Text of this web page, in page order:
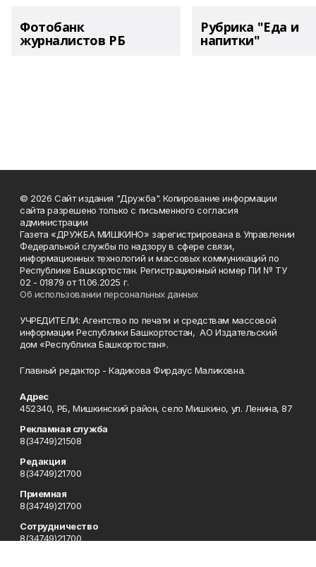
Фотобанк
журналистов РБ
Рубрика "Еда и
напитки"
© 2026 Сайт издания "Дружба". Копирование информации
сайта разрешено только с письменного согласия
администрации
Газета «ДРУЖБА МИШКИНО» зарегистрирована в Управлении
Федеральной службы по надзору в сфере связи,
информационных технологий и массовых коммуникаций по
Республике Башкортостан. Регистрационный номер ПИ № ТУ
02 - 01879 от 11.06.2025 г.
Об использовании персональных данных
УЧРЕДИТЕЛИ: Агентство по печати и средствам массовой
информации Республики Башкортостан, АО Издательский
дом «Республика Башкортостан».
Главный редактор - Кадикова Фирдаус Маликовна.
Адрес
452340, РБ, Мишкинский район, село Мишкино, ул. Ленина, 87
Рекламная служба
8(34749)21508
Редакция
8(34749)21700
Приемная
8(34749)21700
Сотрудничество
8(34749)21700